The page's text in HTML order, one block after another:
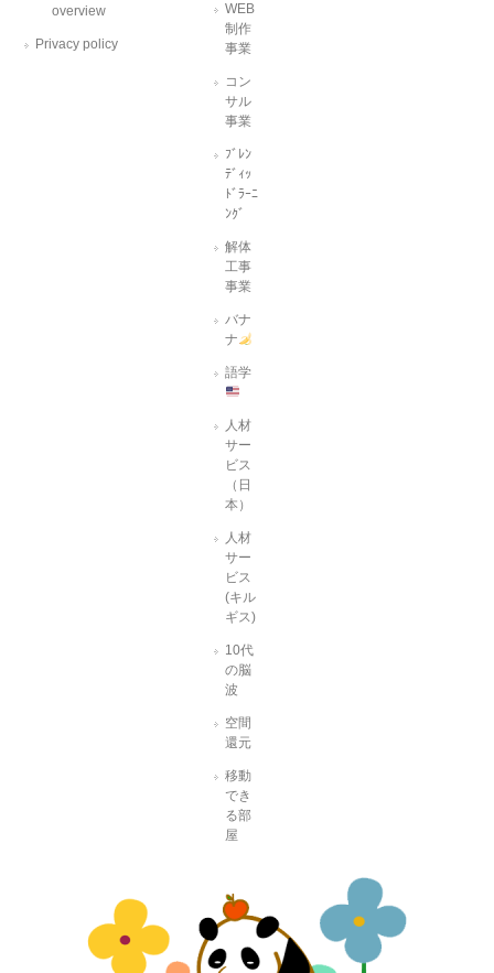
overview
Privacy policy
WEB
制作
事業
コン
サル
事業
ﾌﾞﾚﾝ
ﾃﾞｨｯ
ﾄﾞﾗｰﾆ
ﾝｸﾞ
解体
工事
事業
バナ
ナ
語学
人材
サー
ビス
（日
本）
人材
サー
ビス
(キル
ギス)
10代
の脳
波
空間
還元
移動
でき
る部
屋